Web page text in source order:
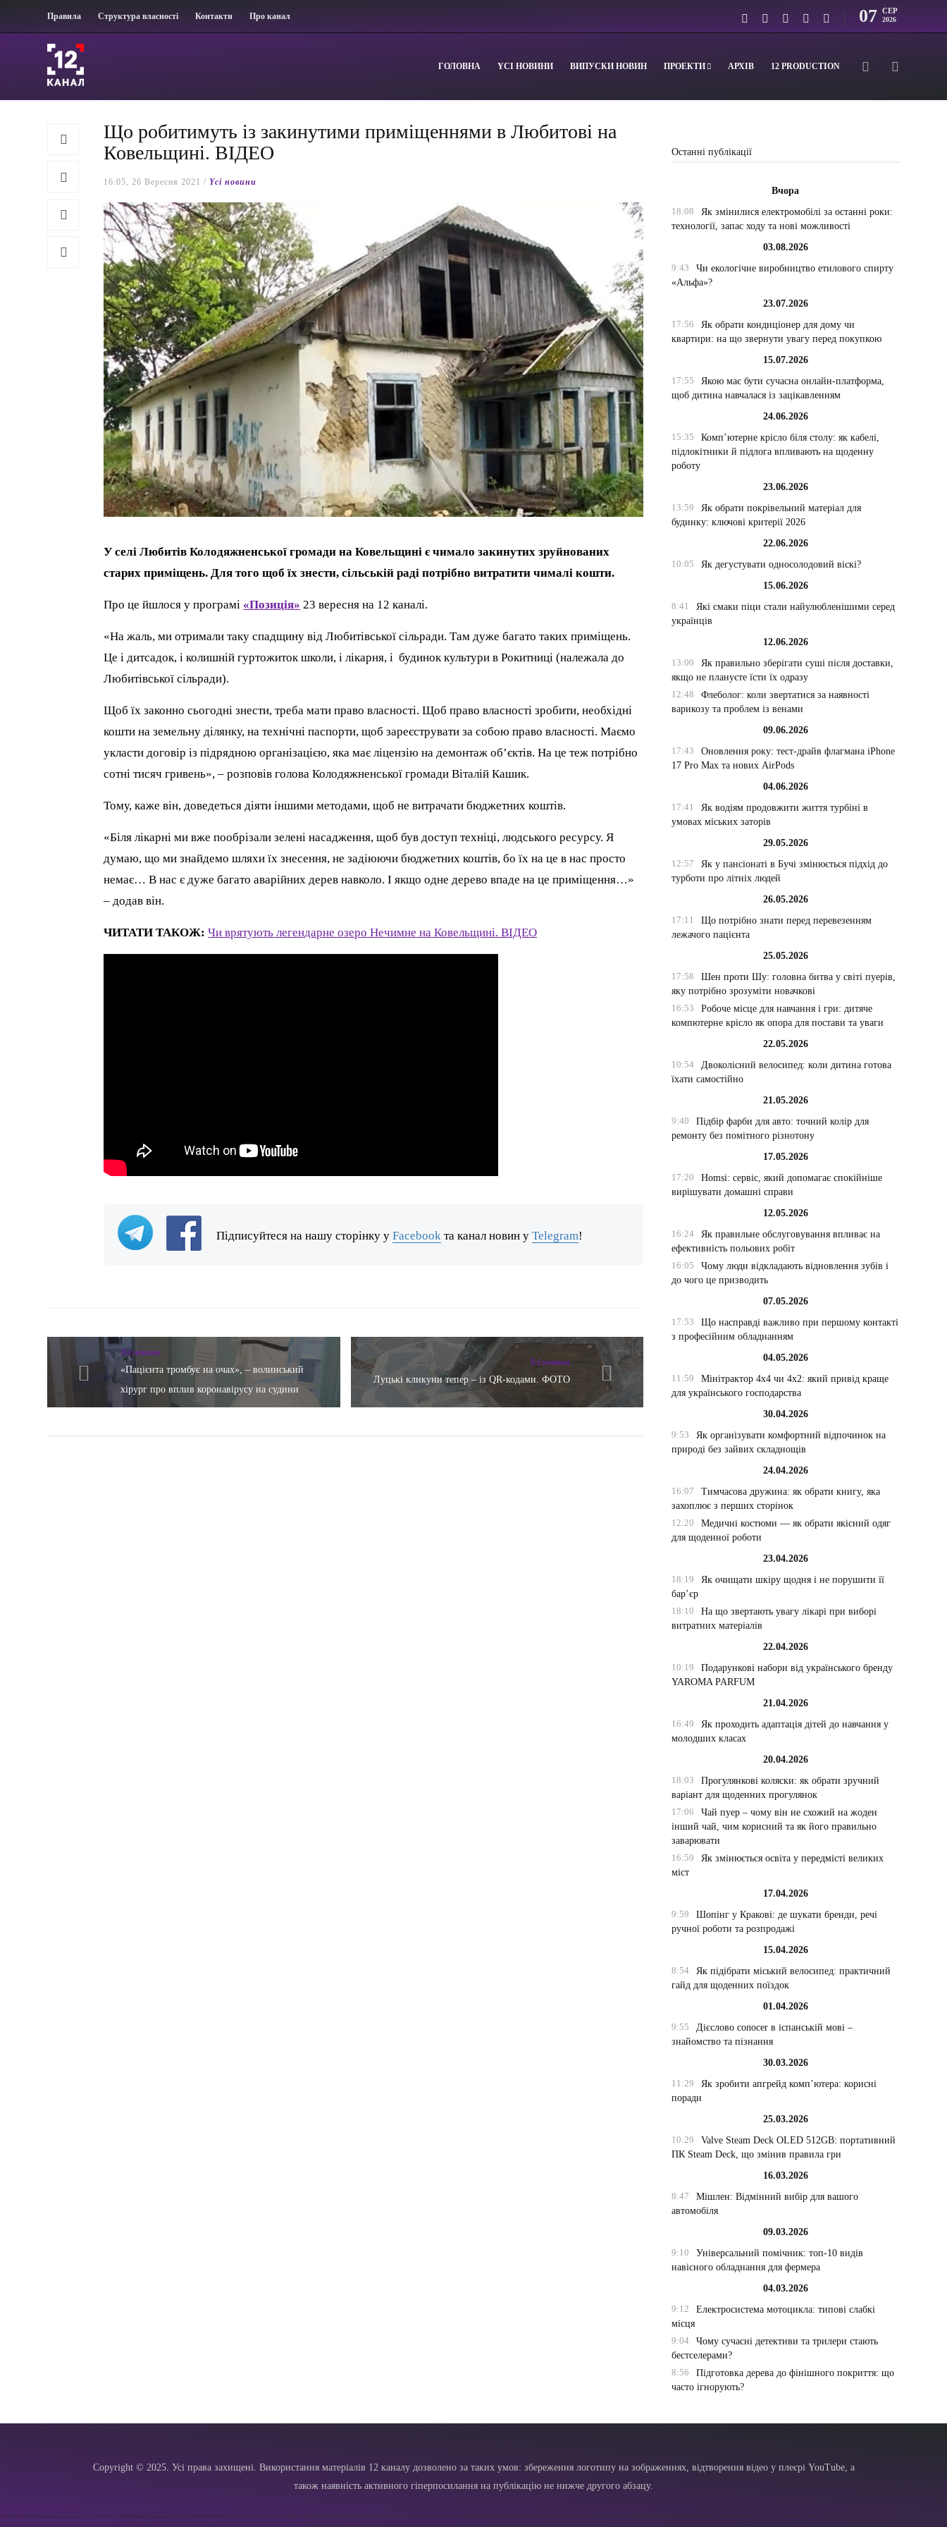
Правила Структура власності Контакти Про канал 07 СЕР
2026
ГОЛОВНА YСІ НОВИНИ ВИПУСКИ НОВИН ПРОЕКТИ АРХІВ 12 PRODUCTION
Що робитимуть із закинутими приміщеннями в Любитові на
Ковельщині. ВІДЕО
16:05, 26 Вересня 2021 /Yсі новини
У селі Любитів Колодяжненської громади на Ковельщині є чимало закинутих зруйнованих
старих приміщень. Для того щоб їх знести, сільській раді потрібно витратити чималі кошти.
Про це йшлося у програмі «Позиція» 23 вересня на 12 каналі.
«На жаль, ми отримали таку спадщину від Любитівської сільради. Там дуже багато таких приміщень.
Це і дитсадок, і колишній гуртожиток школи, і лікарня, і будинок культури в Рокитниці (належала до
Любитівської сільради).
Щоб їх законно сьогодні знести, треба мати право власності. Щоб право власності зробити, необхідні
кошти на земельну ділянку, на технічні паспорти, щоб зареєструвати за собою право власності. Маємо
укласти договір із підрядною організацією, яка має ліцензію на демонтаж об’єктів. На це теж потрібно
сотні тисяч гривень», – розповів голова Колодяжненської громади Віталій Кашик.
Тому, каже він, доведеться діяти іншими методами, щоб не витрачати бюджетних коштів.
«Біля лікарні ми вже пообрізали зелені насадження, щоб був доступ техніці, людського ресурсу. Я
думаю, що ми знайдемо шляхи їх знесення, не задіюючи бюджетних коштів, бо їх на це в нас просто
немає… В нас є дуже багато аварійних дерев навколо. І якщо одне дерево впаде на це приміщення…»
– додав він.
ЧИТАТИ ТАКОЖ:Чи врятують легендарне озеро Нечимне на Ковельщині. ВІДЕО
Підписуйтеся на нашу сторінку уFacebook та канал новин уTelegram!
Yсі новини
«Пацієнта тромбує на очах», – волинський
хірург про вплив коронавірусу на судини
Yсі новини
Луцькі кликуни тепер – із QR-кодами. ФОТО
Останні публікації
Вчора
18:08
Як змінилися електромобілі за останні роки:
технології, запас ходу та нові можливості
03.08.2026
9:43
Чи екологічне виробництво етилового спирту
«Альфа»?
23.07.2026
17:56
Як обрати кондиціонер для дому чи
квартири: на що звернути увагу перед покупкою
15.07.2026
17:55
Якою має бути сучасна онлайн-платформа,
щоб дитина навчалася із зацікавленням
24.06.2026
15:35
Комп’ютерне крісло біля столу: як кабелі,
підлокітники й підлога впливають на щоденну
роботу
23.06.2026
13:59
Як обрати покрівельний матеріал для
будинку: ключові критерії 2026
22.06.2026
10:05
Як дегустувати односолодовий віскі?
15.06.2026
8:41
Які смаки піци стали найулюбленішими серед
українців
12.06.2026
13:00
Як правильно зберігати суші після доставки,
якщо не плануєте їсти їх одразу
12:48
Флеболог: коли звертатися за наявності
варикозу та проблем із венами
09.06.2026
17:43
Оновлення року: тест-драйв флагмана iPhone
17 Pro Max та нових AirPods
04.06.2026
17:41
Як водіям продовжити життя турбіні в
умовах міських заторів
29.05.2026
12:57
Як у пансіонаті в Бучі змінюється підхід до
турботи про літніх людей
26.05.2026
17:11
Що потрібно знати перед перевезенням
лежачого пацієнта
25.05.2026
17:58
Шен проти Шу: головна битва у світі пуерів,
яку потрібно зрозуміти новачкові
16:53
Робоче місце для навчання і гри: дитяче
компютерне крісло як опора для постави та уваги
22.05.2026
10:54
Двоколісний велосипед: коли дитина готова
їхати самостійно
21.05.2026
9:40
Підбір фарби для авто: точний колір для
ремонту без помітного різнотону
17.05.2026
17:20
Homsi: сервіс, який допомагає спокійніше
вирішувати домашні справи
12.05.2026
16:24
Як правильне обслуговування впливає на
ефективність польових робіт
16:05
Чому люди відкладають відновлення зубів і
до чого це призводить
07.05.2026
17:53
Що насправді важливо при першому контакті
з професійним обладнанням
04.05.2026
11:59
Мінітрактор 4х4 чи 4х2: який привід краще
для українського господарства
30.04.2026
9:53
Як організувати комфортний відпочинок на
природі без зайвих складнощів
24.04.2026
16:07
Тимчасова дружина: як обрати книгу, яка
захоплює з перших сторінок
12:20
Медичні костюми — як обрати якісний одяг
для щоденної роботи
23.04.2026
18:19
Як очищати шкіру щодня і не порушити її
бар’єр
18:10
На що звертають увагу лікарі при виборі
витратних матеріалів
22.04.2026
10:19
Подарункові набори від українського бренду
YAROMA PARFUM
21.04.2026
16:49
Як проходить адаптація дітей до навчання у
молодших класах
20.04.2026
18:03
Прогулянкові коляски: як обрати зручний
варіант для щоденних прогулянок
17:06
Чай пуер – чому він не схожий на жоден
інший чай, чим корисний та як його правильно
заварювати
16:59
Як змінюється освіта у передмісті великих
міст
17.04.2026
9:59
Шопінг у Кракові: де шукати бренди, речі
ручної роботи та розпродажі
15.04.2026
8:54
Як підібрати міський велосипед: практичний
гайд для щоденних поїздок
01.04.2026
9:55
Дієслово conocer в іспанській мові –
знайомство та пізнання
30.03.2026
11:29
Як зробити апгрейд комп’ютера: корисні
поради
25.03.2026
10:29
Valve Steam Deck OLED 512GB: портативний
ПК Steam Deck, що змінив правила гри
16.03.2026
8:47
Мішлен: Відмінний вибір для вашого
автомобіля
09.03.2026
9:10
Універсальний помічник: топ-10 видів
навісного обладнання для фермера
04.03.2026
9:12
Електросистема мотоцикла: типові слабкі
місця
9:04
Чому сучасні детективи та трилери стають
бестселерами?
8:56
Підготовка дерева до фінішного покриття: що
часто ігнорують?
Copyright © 2025. Усі права захищені. Використання матеріалів 12 каналу дозволено за таких умов: збереження логотипу на зображеннях, відтворення відео у плеєрі YouTube, а
також наявність активного гіперпосилання на публікацію не нижче другого абзацу.